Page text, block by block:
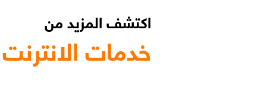
اكتشف المزيد من
خدمات